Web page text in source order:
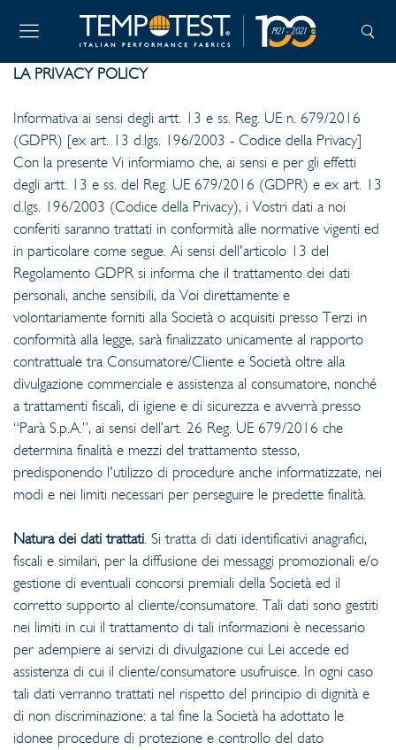
LA PRIVACY POLICY
Informativa ai sensi degli artt. 13 e ss. Reg. UE n. 679/2016
(GDPR) [ex art. 13 d.lgs. 196/2003 - Codice della Privacy]
Con la presente Vi informiamo che, ai sensi e per gli effetti
degli artt. 13 e ss. del Reg. UE 679/2016 (GDPR) e ex art. 13
d.lgs. 196/2003 (Codice della Privacy), i Vostri dati a noi
conferiti saranno trattati in conformità alle normative vigenti ed
in particolare come segue. Ai sensi dell'articolo 13 del
Regolamento GDPR si informa che il trattamento dei dati
personali, anche sensibili, da Voi direttamente e
volontariamente forniti alla Società o acquisiti presso Terzi in
conformità alla legge, sarà finalizzato unicamente al rapporto
contrattuale tra Consumatore/Cliente e Società oltre alla
divulgazione commerciale e assistenza al consumatore, nonché
a trattamenti fiscali, di igiene e di sicurezza e avverrà presso
“Parà S.p.A.”, ai sensi dell’art. 26 Reg. UE 679/2016 che
determina finalità e mezzi del trattamento stesso,
predisponendo l'utilizzo di procedure anche informatizzate, nei
modi e nei limiti necessari per perseguire le predette finalità.
Natura dei dati trattati. Si tratta di dati identificativi anagrafici,
fiscali e similari, per la diffusione dei messaggi promozionali e/o
gestione di eventuali concorsi premiali della Società ed il
corretto supporto al cliente/consumatore. Tali dati sono gestiti
nei limiti in cui il trattamento di tali informazioni è necessario
per adempiere ai servizi di divulgazione cui Lei accede ed
assistenza di cui il cliente/consumatore usufruisce. In ogni caso
tali dati verranno trattati nel rispetto del principio di dignità e
di non discriminazione: a tal fine la Società ha adottato le
idonee procedure di protezione e controllo del dato